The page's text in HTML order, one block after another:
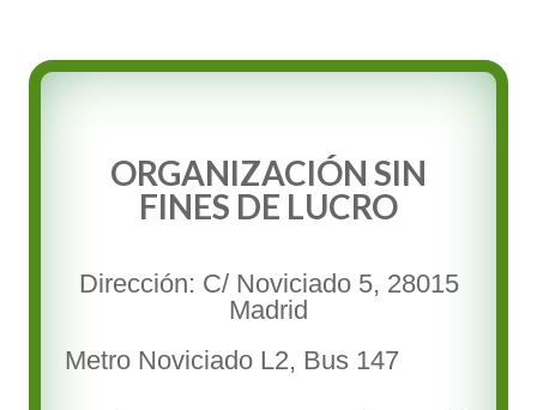
ORGANIZACIÓN SIN
FINES DE LUCRO
Dirección: C/ Noviciado 5, 28015
Madrid
Metro Noviciado L2, Bus 147